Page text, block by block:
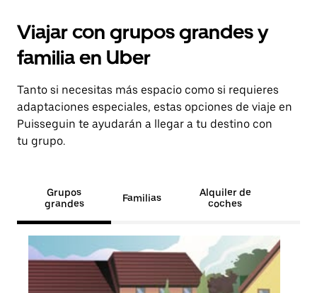
Viajar con grupos grandes y
familia en Uber
Tanto si necesitas más espacio como si requieres
adaptaciones especiales, estas opciones de viaje en
Puisseguin te ayudarán a llegar a tu destino con
tu grupo.
Grupos
grandes
Familias
Alquiler de
coches